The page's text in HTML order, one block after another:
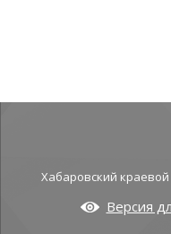
Хабаровский
Версия